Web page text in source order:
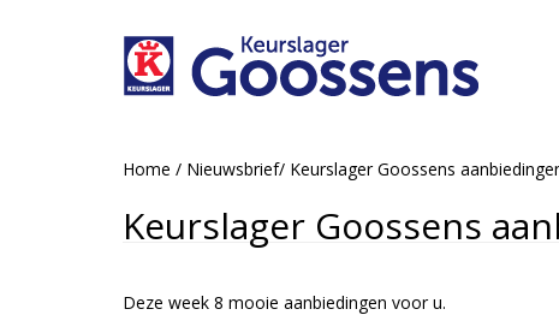
Home / Nieuwsbrief/ Keurslager Goossens
Keurslager Goossens
Deze week 8 mooie aanbiedingen voor u.